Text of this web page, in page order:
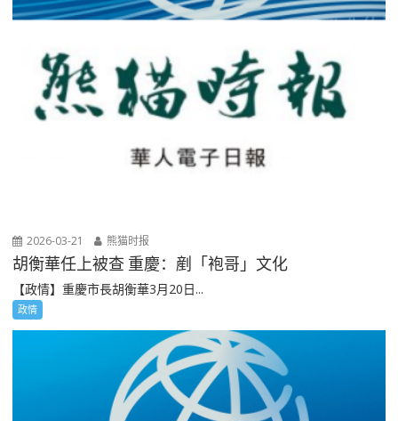
2026-03-21 熊猫时报
胡衡華任上被查 重慶：剷「袍哥」文化
【政情】重慶市長胡衡華3月20日...
政情